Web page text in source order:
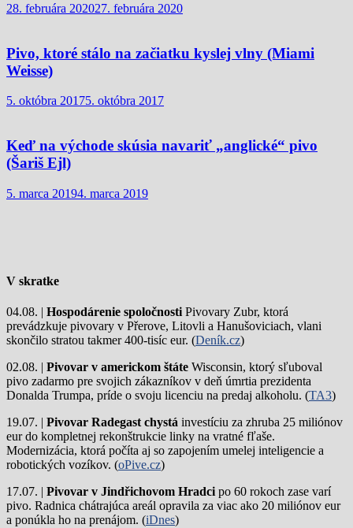
28. februára 202027. februára 2020
Pivo, ktoré stálo na začiatku kyslej vlny (Miami
Weisse)
5. októbra 20175. októbra 2017
Keď na východe skúsia navariť „anglické“ pivo
(Šariš Ejl)
5. marca 20194. marca 2019
V skratke
04.08. | Hospodárenie spoločnostiPivovary Zubr, ktorá
prevádzkuje pivovary v Přerove, Litovli a Hanušoviciach, vlani
skončilo stratou takmer 400-tisíc eur. (Deník.cz)
02.08. | Pivovar v americkom štáte Wisconsin, ktorý sľuboval
pivo zadarmo pre svojich zákazníkov v deň úmrtia prezidenta
Donalda Trumpa, príde o svoju licenciu na predaj alkoholu. (TA3)
19.07. | Pivovar Radegast chystá investíciu za zhruba 25 miliónov
eur do kompletnej rekonštrukcie linky na vratné fľaše.
Modernizácia, ktorá počíta aj so zapojením umelej inteligencie a
robotických vozíkov. (oPive.cz)
17.07. | Pivovar v Jindřichovom Hradcipo 60 rokoch zase varí
pivo. Radnica chátrajúca areál opravila za viac ako 20 miliónov eur
a ponúkla ho na prenájom. (iDnes)